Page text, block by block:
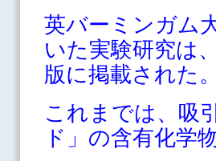
英バーミンガム
いた実験研究は
版に掲載された。
これまでは、吸
ド」の含有化学